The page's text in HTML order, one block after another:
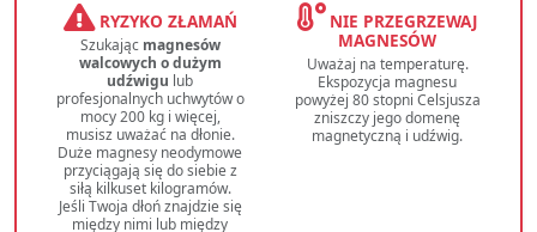
RYZYKO ZŁAMAŃ
Szukając magnesów
walcowych o dużym
udźwigu lub
profesjonalnych uchwytów o
mocy 200 kg i więcej,
musisz uważać na dłonie.
Duże magnesy neodymowe
przyciągają się do siebie z
siłą kilkuset kilogramów.
Jeśli Twoja dłoń znajdzie się
między nimi lub między
NIE PRZEGRZEWAJ
MAGNESÓW
Uważaj na temperaturę.
Ekspozycja magnesu
powyżej 80 stopni Celsjusza
zniszczy jego domenę
magnetyczną i udźwig.